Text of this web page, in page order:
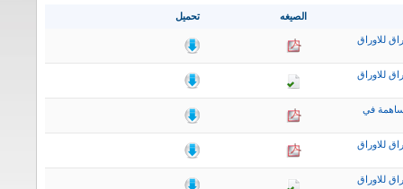
تحميل الصيغه
للاوراق
للاوراق
في
للاوراق
للاوراق